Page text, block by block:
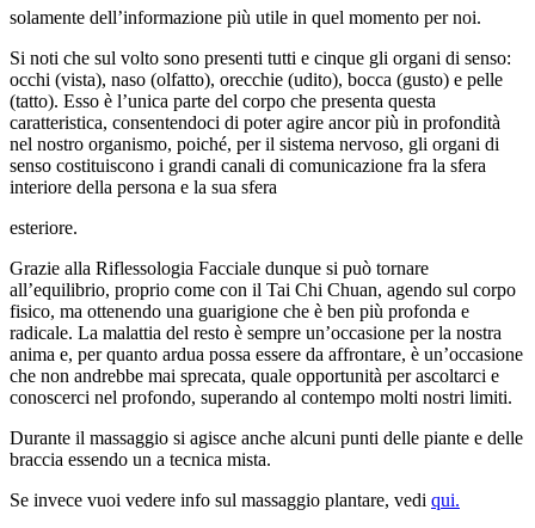
solamente dell’informazione più utile in quel momento per noi.
Si noti che sul volto sono presenti tutti e cinque gli organi di senso:
occhi (vista), naso (olfatto), orecchie (udito), bocca (gusto) e pelle
(tatto). Esso è l’unica parte del corpo che presenta questa
caratteristica, consentendoci di poter agire ancor più in profondità
nel nostro organismo, poiché, per il sistema nervoso, gli organi di
senso costituiscono i grandi canali di comunicazione fra la sfera
interiore della persona e la sua sfera
esteriore.
Grazie alla Riflessologia Facciale dunque si può tornare
all’equilibrio, proprio come con il Tai Chi Chuan, agendo sul corpo
fisico, ma ottenendo una guarigione che è ben più profonda e
radicale. La malattia del resto è sempre un’occasione per la nostra
anima e, per quanto ardua possa essere da affrontare, è un’occasione
che non andrebbe mai sprecata, quale opportunità per ascoltarci e
conoscerci nel profondo, superando al contempo molti nostri limiti.
Durante il massaggio si agisce anche alcuni punti delle piante e delle
braccia essendo un a tecnica mista.
Se invece vuoi vedere info sul massaggio plantare, vedi qui.